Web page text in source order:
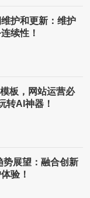
护和更新：维护
续性！
板，网站运营必
转AI神器！
势展望：融合创新
验！